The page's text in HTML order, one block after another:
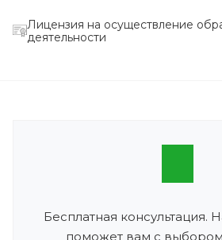
Лицензия на осуществление
деятельности
Бесплатная
поможет вам с